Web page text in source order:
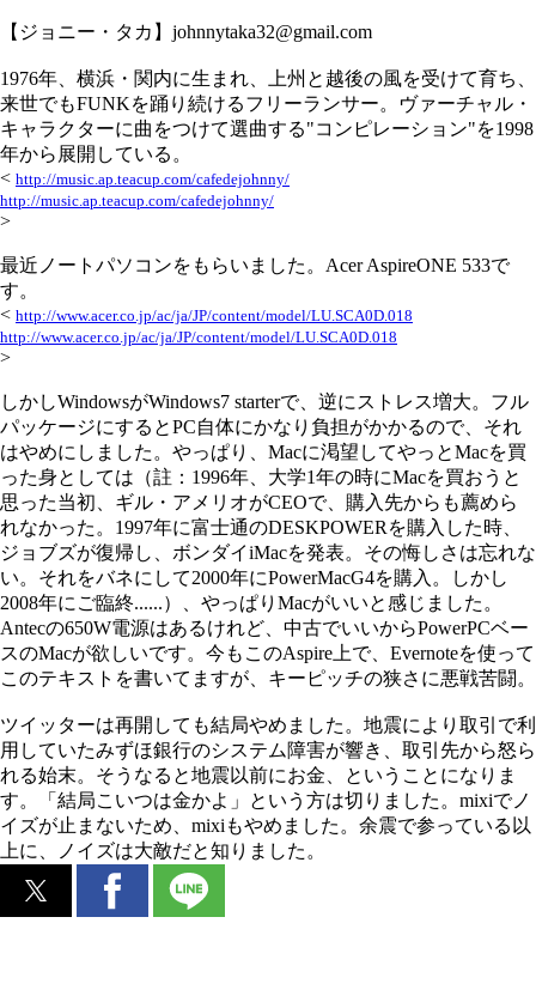
【ジョニー・タカ】johnnytaka32@gmail.com
1976年、横浜・関内に生まれ、上州と越後の風を受けて育ち、
来世でもFUNKを踊り続けるフリーランサー。ヴァーチャル・
キャラクターに曲をつけて選曲する"コンピレーション"を1998
年から展開している。
< http://music.ap.teacup.com/cafedejohnny/
http://music.ap.teacup.com/cafedejohnny/
>
最近ノートパソコンをもらいました。Acer AspireONE 533で
す。
< http://www.acer.co.jp/ac/ja/JP/content/model/LU.SCA0D.018
http://www.acer.co.jp/ac/ja/JP/content/model/LU.SCA0D.018
>
しかしWindowsがWindows7 starterで、逆にストレス増大。フル
パッケージにするとPC自体にかなり負担がかかるので、それ
はやめにしました。やっぱり、Macに渇望してやっとMacを買
った身としては（註：1996年、大学1年の時にMacを買おうと
思った当初、ギル・アメリオがCEOで、購入先からも薦めら
れなかった。1997年に富士通のDESKPOWERを購入した時、
ジョブズが復帰し、ボンダイiMacを発表。その悔しさは忘れな
い。それをバネにして2000年にPowerMacG4を購入。しかし
2008年にご臨終......）、やっぱりMacがいいと感じました。
Antecの650W電源はあるけれど、中古でいいからPowerPCベー
スのMacが欲しいです。今もこのAspire上で、Evernoteを使って
このテキストを書いてますが、キーピッチの狭さに悪戦苦闘。
ツイッターは再開しても結局やめました。地震により取引で利
用していたみずほ銀行のシステム障害が響き、取引先から怒ら
れる始末。そうなると地震以前にお金、ということになりま
す。「結局こいつは金かよ」という方は切りました。mixiでノ
イズが止まないため、mixiもやめました。余震で参っている以
上に、ノイズは大敵だと知りました。